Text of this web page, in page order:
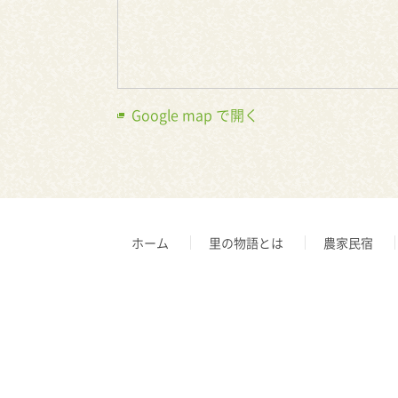
Google map で開く
ホーム 里の物語とは 農家民宿